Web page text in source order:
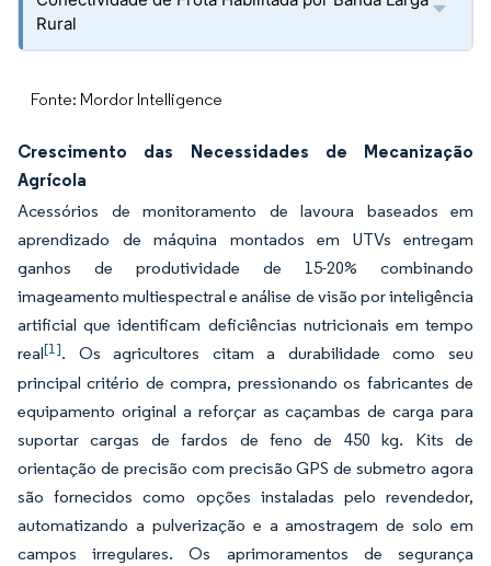
Rural
Fonte: Mordor Intelligence
Crescimento das Necessidades de Mecanização
Agrícola
Acessórios de monitoramento de lavoura baseados em
aprendizado de máquina montados em UTVs entregam
ganhos de produtividade de 15-20% combinando
imageamento multiespectral e análise de visão por inteligência
artificial que identificam deficiências nutricionais em tempo
real[1]. Os agricultores citam a durabilidade como seu
principal critério de compra, pressionando os fabricantes de
equipamento original a reforçar as caçambas de carga para
suportar cargas de fardos de feno de 450 kg. Kits de
orientação de precisão com precisão GPS de submetro agora
são fornecidos como opções instaladas pelo revendedor,
automatizando a pulverização e a amostragem de solo em
campos irregulares. Os aprimoramentos de segurança